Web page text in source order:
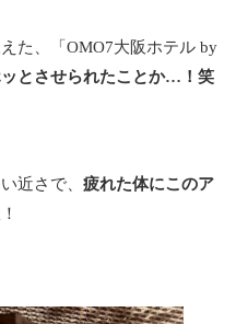
た、「OMO7大阪ホテル by
ッとさせられたことか…！笑
近さで、 疲れた体にこのア
！